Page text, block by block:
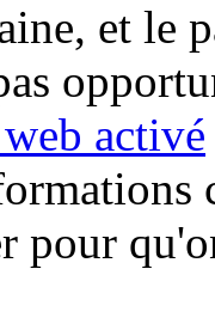
et le
activé
pour